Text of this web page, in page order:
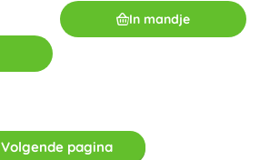
In mandje
Volgende pagina